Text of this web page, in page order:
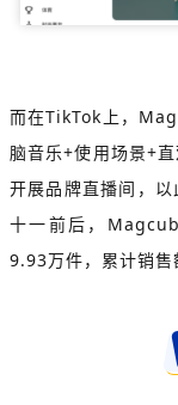
而在TikTok上，
脑音乐+使用场景+
开展品牌直播间，
十一前后，
9.93万件，累计销售